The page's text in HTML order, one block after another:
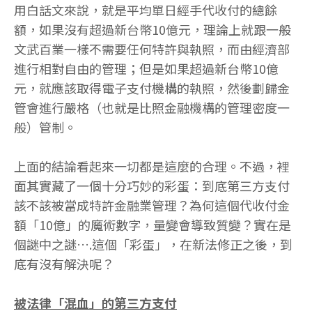
用白話文來說，就是平均單日經手代收付的總餘
額，如果沒有超過新台幣10億元，理論上就跟一般
文武百業一樣不需要任何特許與執照，而由經濟部
進行相對自由的管理；但是如果超過新台幣10億
元，就應該取得電子支付機構的執照，然後劃歸金
管會進行嚴格（也就是比照金融機構的管理密度一
般）管制。
上面的結論看起來一切都是這麼的合理。不過，裡
面其實藏了一個十分巧妙的彩蛋：到底第三方支付
該不該被當成特許金融業管理？為何這個代收付金
額「10億」的魔術數字，量變會導致質變？實在是
個謎中之謎….這個「彩蛋」，在新法修正之後，到
底有沒有解決呢？
被法律「混血」的第三方支付